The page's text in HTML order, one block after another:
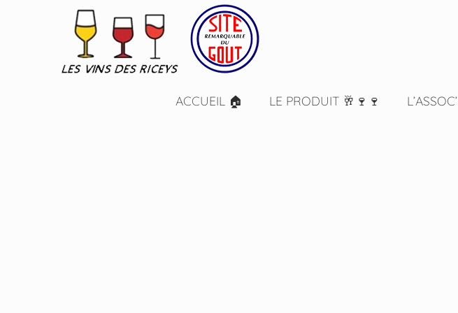
ACCUEIL 🏠 LE PRODUIT 🥂🍷🍷 L’ASSOC’